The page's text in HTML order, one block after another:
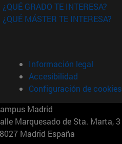
ventana)
ventana)
¿QUÉ GRADO TE INTERESA?
¿QUÉ MÁSTER TE INTERESA?
Información legal
Accesibilidad
Configuración de cookies
Madrid
Marquesado de Sta. Marta, 3
Madrid España